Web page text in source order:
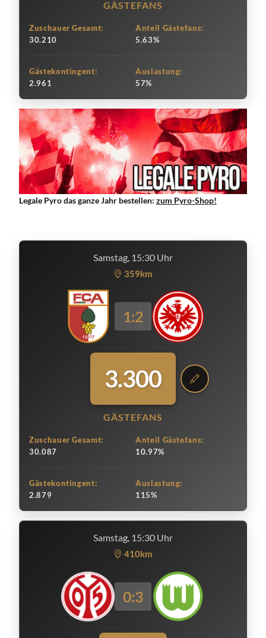
GÄSTEFANS
Zuschauer Gesamt:
30.210
Anteil Gästefans:
5.63%
Gästekontingent:
2.961
Auslastung:
57%
Legale Pyro das ganze Jahr bestellen: zum Pyro-Shop!
Samstag, 15:30 Uhr
359km
1:2
3.300
GÄSTEFANS
Zuschauer Gesamt:
30.087
Anteil Gästefans:
10.97%
Gästekontingent:
2.879
Auslastung:
115%
Samstag, 15:30 Uhr
410km
0:3